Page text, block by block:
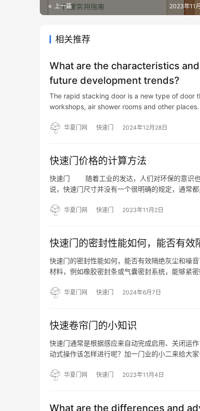
上一篇 2023年11
相关推荐
What are the characteristics
future development trends?
The rapid stacking door is a new type of door
workshops, air shower rooms and other
华夏门网 快速门 2024年12月28日
快速门价格的计算方法
快速门 随着工业的发达，人们对环保的意识也
说，快速门尺寸并没有一个很明确的规定，通常
尺寸参考…
华夏门网 快速门 2023年11月2日
快速门的密封性能如何，能否有效
快速门的密封性能如何，能否有效隔绝灰尘和噪
材料，例如橡胶密封条或气囊密封系统，能够紧
厂等，快速…
华夏门网 快速门 2024年6月7日
快速卷帘门的小知识
快速门通常是根据感应来自动完成启用、关闭运
动式操作该怎样进行呢？加一门业的小二来给大
开关的急…
华夏门网 快速门 2023年11月4日
What are the differences and